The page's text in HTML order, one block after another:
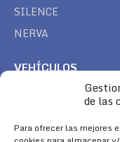
de las
Para ofrecer las mejores
SILENCE
NERVA
VEHÍCULOS
TREK